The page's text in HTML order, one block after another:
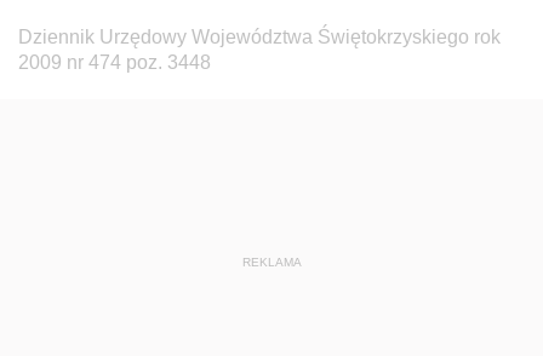
Dziennik Urzędowy Ministra Administracji i Cyfryzacji
Dziennik Urzędowy Głównego Inspektora Ochrony
Dziennik Urzędowy Ministra Budownictwa i Przemysłu
Dziennik Urzędowy Województwa Świętokrzyskiego rok
2009 nr 474 poz. 3448
REKLAMA